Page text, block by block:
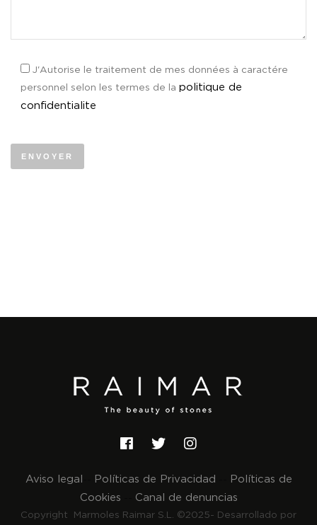
J'Autorise le traitement de mes données à caractére
personnel selon les termes de la politique de
confidentialite
Aviso legal Políticas de Privacidad
Políticas de
Cookies
Canal de denuncias
Copyright Marmoles Raimar S.L. ©2025- Desarrollado por